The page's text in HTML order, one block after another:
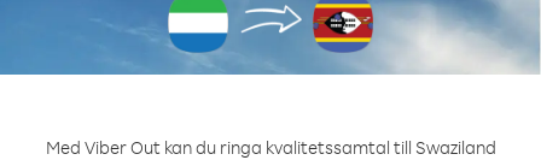
Med Viber Out kan du ringa kvalitetssamtal till Swaziland